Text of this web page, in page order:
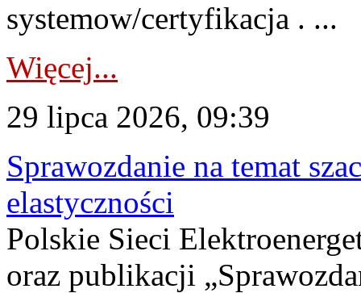
systemow/certyfikacja . ...
Więcej...
29 lipca 2026, 09:39
Sprawozdanie na temat
elastyczności
Polskie Sieci
oraz publikacji